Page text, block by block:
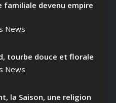
familiale devenu empire
News
tourbe douce et florale
News
la Saison, une religion